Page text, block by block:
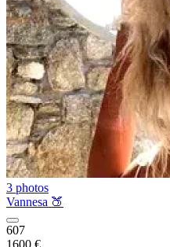
3 photos
Vannesa 🍑
607
1600 €